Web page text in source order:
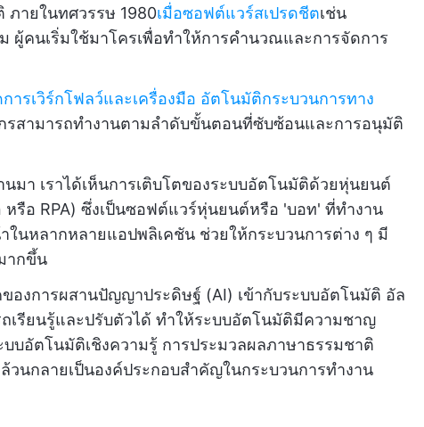
ภายในทศวรรษ 1980เมื่อซอฟต์แวร์สเปรดชีตเช่น
ผู้คนเริ่มใช้มาโครเพื่อทำให้การคำนวณและการจัดการ
ารเวิร์กโฟลว์และเครื่องมือ อัตโนมัติกระบวนการทาง
รสามารถทำงานตามลำดับขั้นตอนที่ซับซ้อนและการอนุมัติ
มา เราได้เห็นการเติบโตของระบบอัตโนมัติด้วยหุ่นยนต์
หรือ RPA) ซึ่งเป็นซอฟต์แวร์หุ่นยนต์หรือ 'บอท' ที่ทำงาน
นหลากหลายแอปพลิเคชัน ช่วยให้กระบวนการต่าง ๆ มี
ากขึ้น
องการผสานปัญญาประดิษฐ์ (AI) เข้ากับระบบอัตโนมัติ อัล
เรียนรู้และปรับตัวได้ ทำให้ระบบอัตโนมัติมีความชาญ
บอัตโนมัติเชิงความรู้ การประมวลผลภาษาธรรมชาติ
วนกลายเป็นองค์ประกอบสำคัญในกระบวนการทำงาน